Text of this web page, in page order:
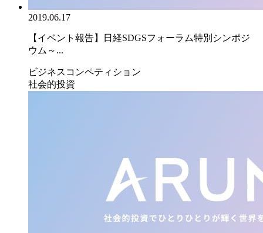
2019.06.17
【イベント報告】日経SDGSフォーラム特別シンポジ
ウム～...
ビジネスコンペティション
社会的投資